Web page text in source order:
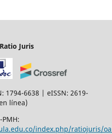
Juris
1794-6638 | eISSN: 2619-
línea)
PMH:
index.php/ratiojuris/